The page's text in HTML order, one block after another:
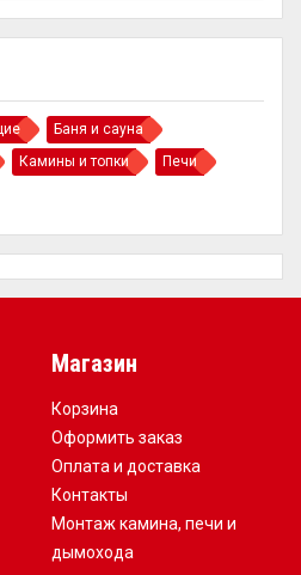
Баня и сауна
Камины и топки
Печи
Магазин
Корзина
Оформить заказ
Оплата и доставка
Контакты
Монтаж камина, печи и
дымохода